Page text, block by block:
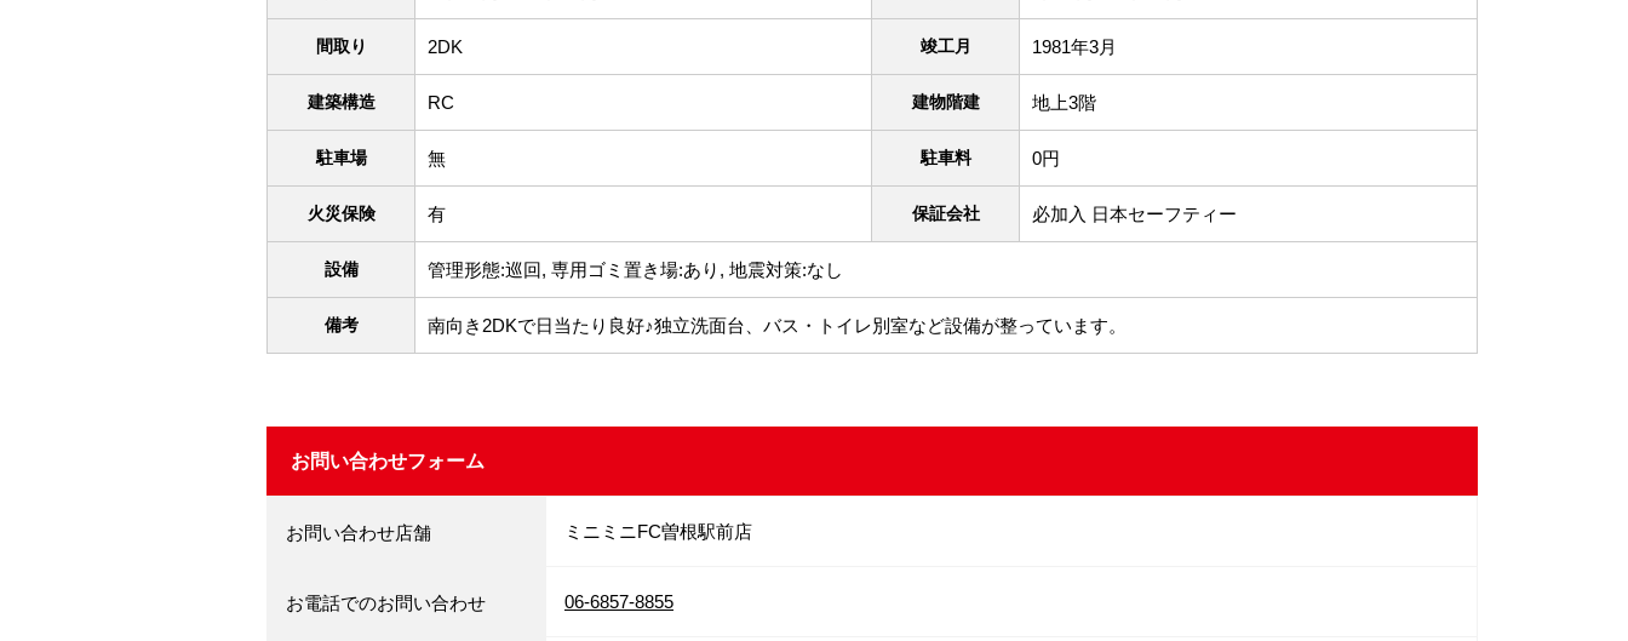
間取り 2DK 竣工月 1981年3月
建築構造 RC 建物階建 地上3階
駐車場 無 駐車料 0円
火災保険 有 保証会社 必加入 日本セーフティー
設備 管理形態:巡回, 専用ゴミ置き場:あり, 地震対策:なし
備考 南向き2DKで日当たり良好♪独立洗面台、バス・トイレ別室など設備が整っています。
お問い合わせフォーム
お問い合わせ店舗 ミニミニFC曽根駅前店
お電話でのお問い合わせ 06-6857-8855